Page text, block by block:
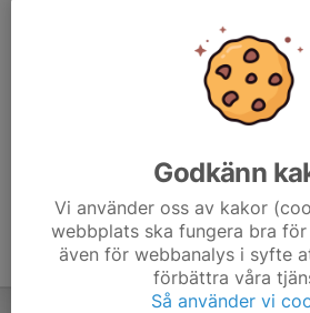
Godkänn
Vi använder oss av kakor
webbplats ska fungera bra
även för webbanalys i syfte
förbättra våra
Så använder vi